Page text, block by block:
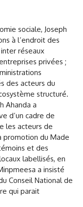
sociale, Joseph
à l’endroit des
réseaux
privées ;
des acteurs du
structuré.
Ahanda a
d’un cadre de
les acteurs de
promotion du Made
et des
labellisés, en
a insisté
Conseil National de
qui parait